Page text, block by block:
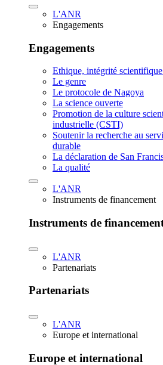
L'ANR
Engagements
Engagements
Ethique, intégrité
Le genre
Le protocole de Nagoya
La science ouverte
Promotion de la culture
industrielle (CSTI)
Soutenir la recherche au
durable
La déclaration de San
La qualité
L'ANR
Instruments de financement
Instruments de
L'ANR
Partenariats
Partenariats
L'ANR
Europe et international
Europe et international